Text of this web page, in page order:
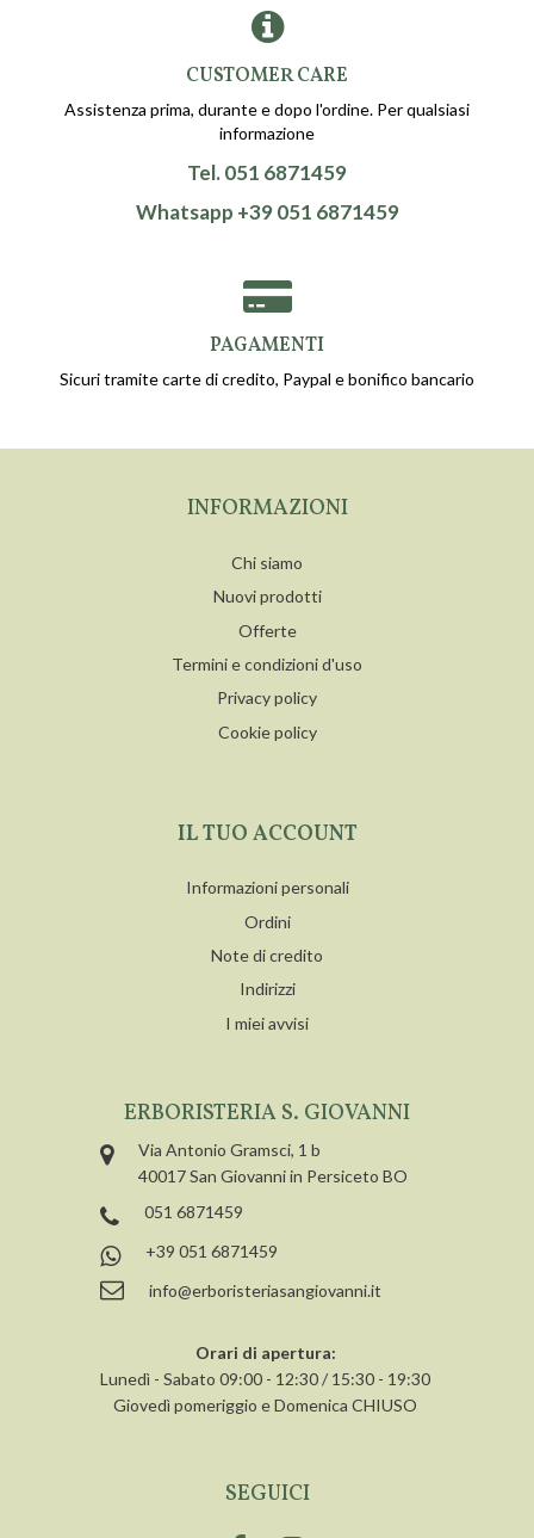
CUSTOMER CARE
Assistenza prima, durante e dopo l'ordine. Per qualsiasi
informazione
Tel. 051 6871459
Whatsapp +39 051 6871459
PAGAMENTI
Sicuri tramite carte di credito, Paypal e bonifico bancario
INFORMAZIONI
Chi siamo
Nuovi prodotti
Offerte
Termini e condizioni d'uso
Privacy policy
Cookie policy
IL TUO ACCOUNT
Informazioni personali
Ordini
Note di credito
Indirizzi
I miei avvisi
ERBORISTERIA S. GIOVANNI
Via Antonio Gramsci, 1 b
40017 San Giovanni in Persiceto BO
051 6871459
+39 051 6871459
info@erboristeriasangiovanni.it
Orari di apertura:
Lunedì - Sabato 09:00 - 12:30 / 15:30 - 19:30
Giovedì pomeriggio e Domenica CHIUSO
SEGUICI